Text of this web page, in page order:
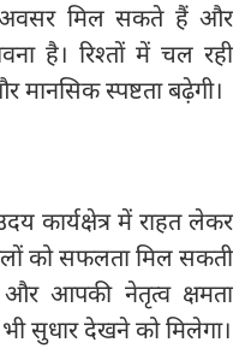
मिल सकते हैं और
है। रिश्तों में चल रही
स्पष्टता बढ़ेगी।
कार्यक्षेत्र में राहत लेकर
को सफलता मिल सकती
आपकी नेतृत्व क्षमता
सुधार देखने को मिलेगा।